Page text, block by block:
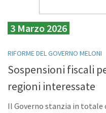
3 Marzo 2026
RIFORME DEL GOVERNO MELONI
Sospensioni fiscali
regioni interessate
Il Governo stanzia in totale